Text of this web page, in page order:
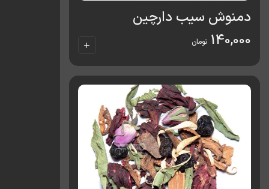
دمنوش سیب دارچین
140,000 تومان